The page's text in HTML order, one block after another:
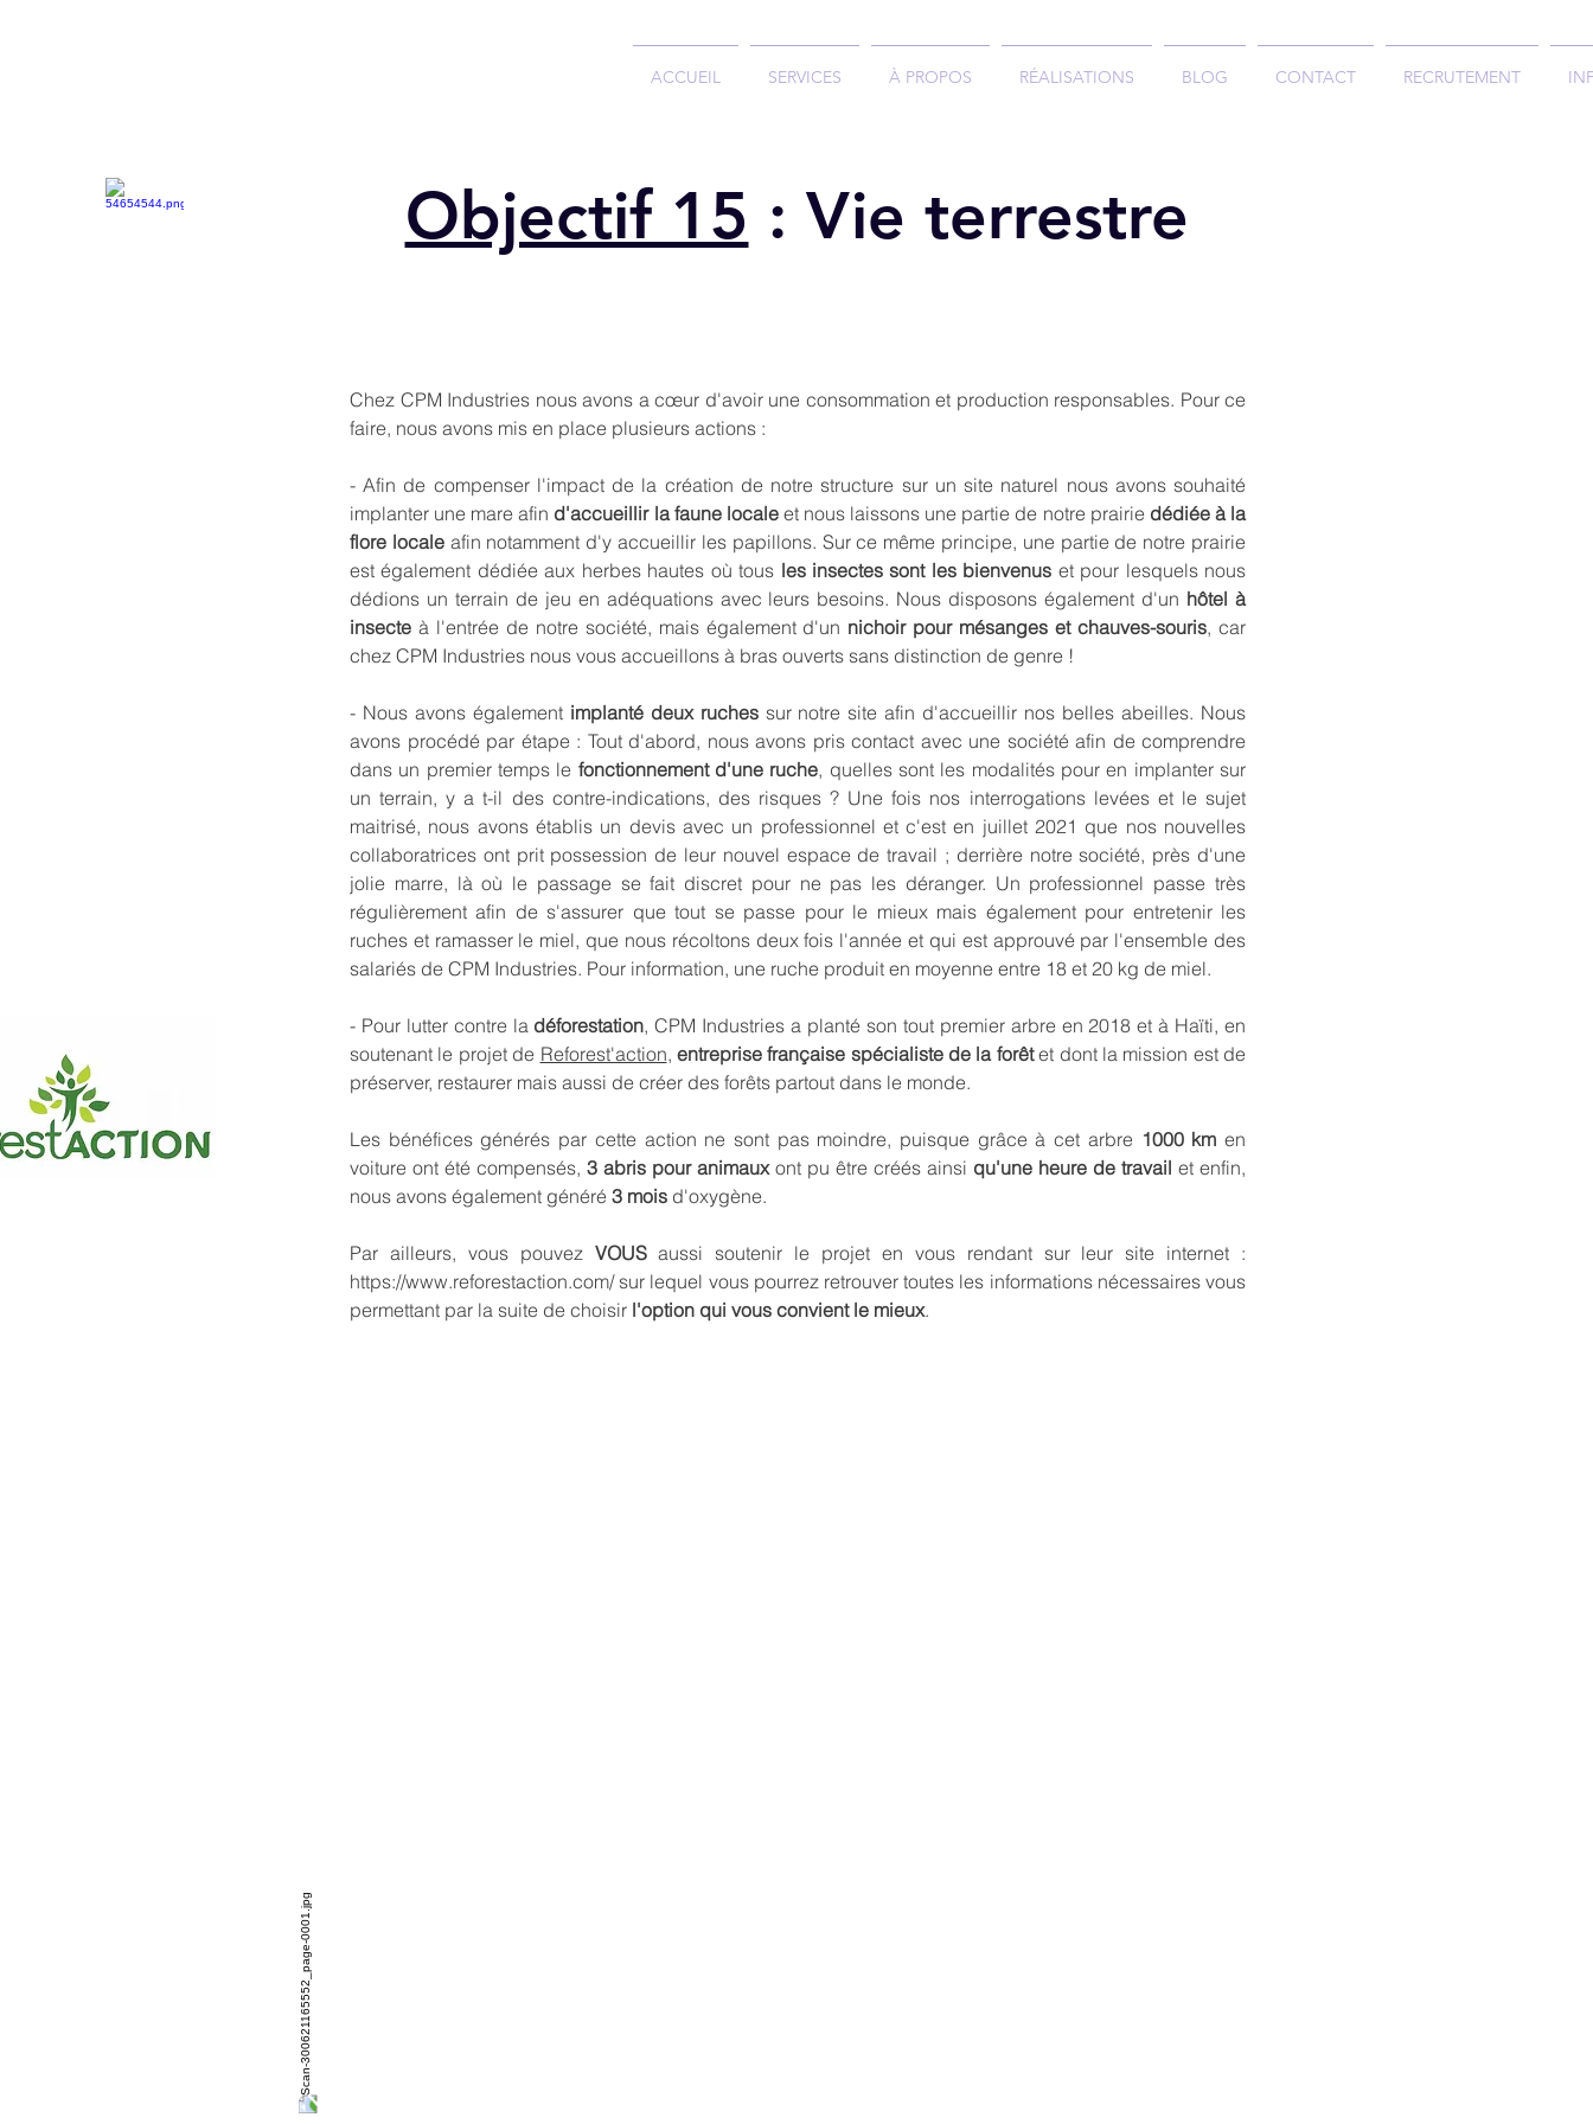
ACCUEIL SERVICES À PROPOS RÉALISATIONS BLOG CONTACT RECRUTEMENT
Objectif 15 : Vie terrestre
Chez CPM Industries nous avons a cœur d'avoir une consommation et production responsables. Pour ce
faire, nous avons mis en place plusieurs actions :
- Afin de compenser l'impact de la création de notre structure sur un site naturel nous avons souhaité
implanter une mare afin d'accueillir la faune localeet nous laissons une partie de notre prairie dédiée à la
flore localeafin notamment d'y accueillir les papillons. Sur ce même principe, une partie de notre prairie
est également dédiée aux herbes hautes où tous les insectes sont les bienvenus et pour lesquels nous
dédions un terrain de jeu en adéquations avec leurs besoins. Nous disposons également d'un hôtel à
insecte à l'entrée de notre société, mais également d'un nichoir pour mésanges et chauves-souris, car
chez CPM Industries nous vous accueillons à bras ouverts sans distinction de genre !
- Nous avons également implanté deux ruchessur notre site afin d'accueillir nos belles abeilles. Nous
avons procédé par étape : Tout d'abord, nous avons pris contact avec une société afin de comprendre
dans un premier temps le fonctionnement d'une ruche, quelles sont les modalités pour en implanter sur
un terrain, y a t-il des contre-indications, des risques ? Une fois nos interrogations levées et le sujet
maitrisé, nous avons établis un devis avec un professionnel et c'est en juillet 2021 que nos nouvelles
collaboratrices ont prit possession de leur nouvel espace de travail ; derrière notre société, près d'une
jolie marre, là où le passage se fait discret pour ne pas les déranger. Un professionnel passe très
régulièrement afin de s'assurer que tout se passe pour le mieux mais également pour entretenir les
ruches et ramasser le miel, que nous récoltons deux fois l'année et qui est approuvé par l'ensemble des
salariés de CPM Industries. Pour information, une ruche produit en moyenne entre 18 et 20 kg de miel.
- Pour lutter contre la déforestation, CPM Industries a planté son tout premier arbre en 2018 et à Haïti, en
soutenant le projet de Reforest'action, entreprise française spécialiste de la forêtet dont la mission est de
préserver, restaurer mais aussi de créer des forêts partout dans le monde.
Les bénéfices générés par cette action ne sont pas moindre, puisque grâce à cet arbre 1000 km en
voiture ont été compensés, 3 abris pour animauxont pu être créés ainsi qu'une heure de travail et enfin,
nous avons également généré 3 mois d'oxygène.
Par ailleurs, vous pouvez VOUSaussi soutenir le projet en vous rendant sur leur site internet :
https://www.reforestaction.com/sur lequel vous pourrez retrouver toutes les informations nécessaires vous
permettant par la suite de choisir l'option qui vous convient le mieux.